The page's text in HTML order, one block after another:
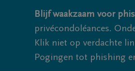
Blijf waakzaam voor
privécondoléances.
Klik niet op verdachte
Pogingen tot phishing